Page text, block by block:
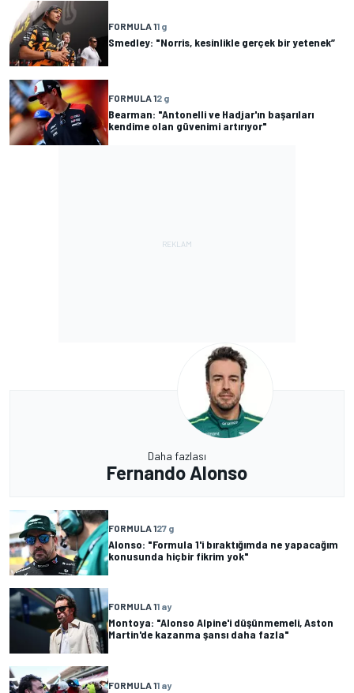
FORMULA 11 g
Smedley: "Norris, kesinlikle gerçek bir yetenek”
FORMULA 12 g
Bearman: "Antonelli ve Hadjar'ın başarıları
kendime olan güvenimi artırıyor"
Daha fazlası
Fernando Alonso
FORMULA 127 g
Alonso: "Formula 1'i bıraktığımda ne yapacağım
konusunda hiçbir fikrim yok"
FORMULA 11 ay
Montoya: "Alonso Alpine'i düşünmemeli, Aston
Martin'de kazanma şansı daha fazla"
FORMULA 11 ay